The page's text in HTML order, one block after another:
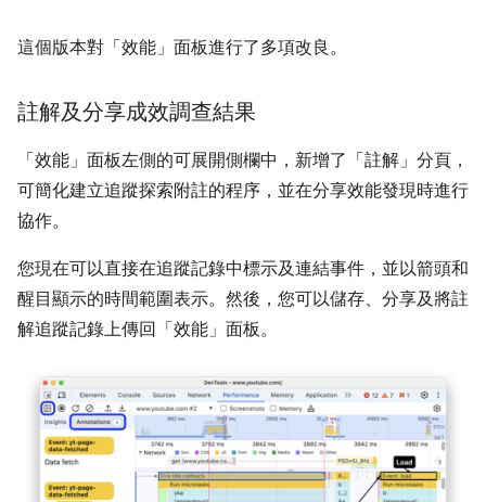
這個版本對「效能」 面板進行了多項改良。
註解及分享成效調查結果
「效能」 面板左側的可展開側欄中，新增了「註解」 分頁，
可簡化建立追蹤探索附註的程序，並在分享效能發現時進行
協作。
您現在可以直接在追蹤記錄中標示及連結事件，並以箭頭和
醒目顯示的時間範圍表示。然後，您可以儲存、分享及將註
解追蹤記錄上傳回「效能」 面板。